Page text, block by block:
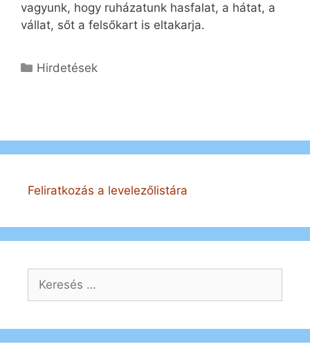
vagyunk, hogy ruházatunk hasfalat, a hátat, a
vállat, sőt a felsőkart is eltakarja.
Kategória
Hirdetések
Feliratkozás a levelezőlistára
Keresés: